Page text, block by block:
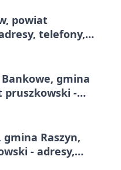
powiat
telefony,
gmina
pruszkowski -
Raszyn,
- adresy,